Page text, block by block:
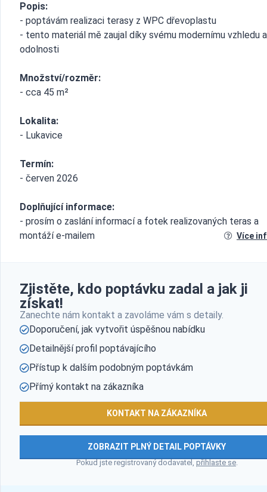
Popis:
- poptávám realizaci terasy z WPC dřevoplastu
- tento materiál mě zaujal díky svému modernímu vzhledu a
odolnosti
Množství/rozměr:
- cca 45 m²
Lokalita:
- Lukavice
Termín:
- červen 2026
Doplňující informace:
- prosím o zaslání informací a fotek realizovaných teras a
montáží e-mailem
Více
Zjistěte, kdo poptávku zadal a jak ji
získat!
Zanechte nám kontakt a zavoláme vám s detaily.
Doporučení, jak vytvořit úspěšnou nabídku
Detailnější profil poptávajícího
Přístup k dalším podobným poptávkám
Přímý kontakt na zákazníka
KONTAKT NA ZÁKAZNÍKA
ZOBRAZIT PLNÝ DETAIL POPTÁVKY
Pokud jste registrovaný dodavatel, přihlaste se.